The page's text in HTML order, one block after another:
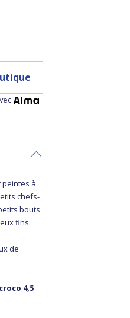
à
chefs-
bouts
fins.
de
4,5